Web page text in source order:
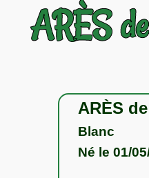
ARÈS
ARÈS
Blanc
Né le 01/